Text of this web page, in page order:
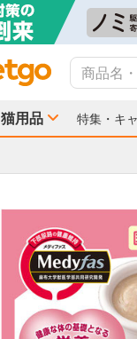
猫用品 特集・キ